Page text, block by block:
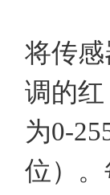
将传
调的
为0-
位）。